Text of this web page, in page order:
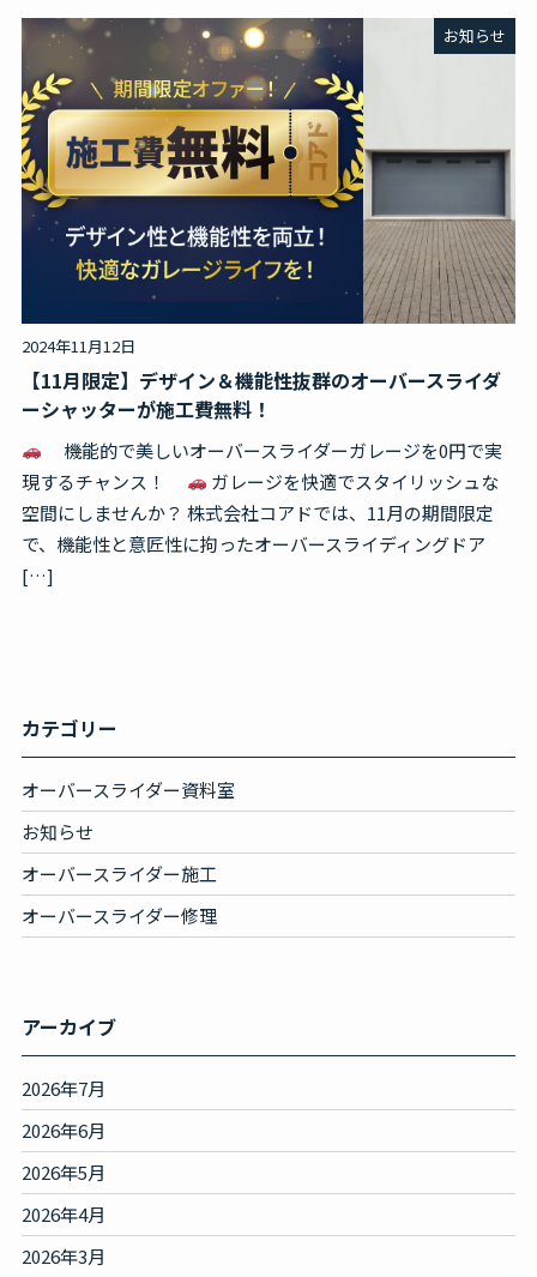
お知らせ
2024年11月12日
【11月限定】デザイン＆機能性抜群のオーバースライダ
ーシャッターが施工費無料！
機能的で美しいオーバースライダーガレージを0円で実
現するチャンス！
ガレージを快適でスタイリッシュな
空間にしませんか？ 株式会社コアドでは、11月の期間限定
で、機能性と意匠性に拘ったオーバースライディングドア
[…]
カテゴリー
オーバースライダー資料室
お知らせ
オーバースライダー施工
オーバースライダー修理
アーカイブ
2026年7月
2026年6月
2026年5月
2026年4月
2026年3月